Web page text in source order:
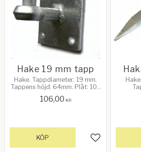
Hake 19 mm tapp
Hake. Tappdiameter: 19 mm.
Tappens höjd: 64mm. Plåt: 102
platta till C/C tapp: 67 mm.
106,00 KR
Lägg till i
KÖP